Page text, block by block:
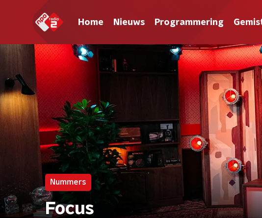
Home Nieuws Programmering
Nummers
Focus